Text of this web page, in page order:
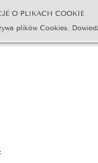
Go
O PLIKACH COOKIE
plików Cookies.